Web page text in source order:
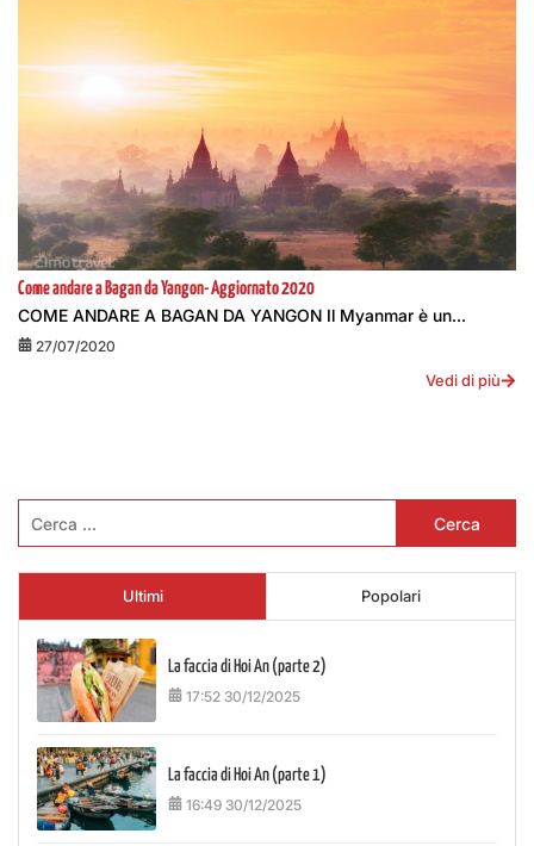
Come andare a Bagan da Yangon- Aggiornato 2020
COME ANDARE A BAGAN DA YANGON Il Myanmar è un...
27/07/2020
Vedi di più
per:
Ultimi Popolari
La faccia di Hoi An (parte 2)
17:52 30/12/2025
La faccia di Hoi An (parte 1)
16:49 30/12/2025